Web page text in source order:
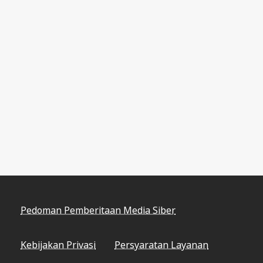
Pedoman Pemberitaan Media Siber
Kebijakan Privasi Persyaratan Layanan